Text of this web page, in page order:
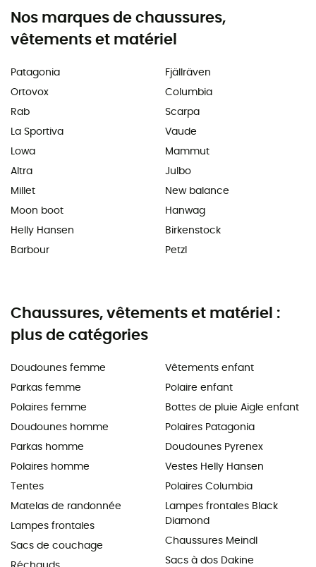
Nos marques de chaussures,
vêtements et matériel
Patagonia
Ortovox
Rab
La Sportiva
Lowa
Altra
Millet
Moon boot
Helly Hansen
Barbour
Fjällräven
Columbia
Scarpa
Vaude
Mammut
Julbo
New balance
Hanwag
Birkenstock
Petzl
Chaussures, vêtements et matériel :
plus de catégories
Doudounes femme
Parkas femme
Polaires femme
Doudounes homme
Parkas homme
Polaires homme
Tentes
Matelas de randonnée
Lampes frontales
Sacs de couchage
Vêtements enfant
Polaire enfant
Bottes de pluie Aigle enfant
Polaires Patagonia
Doudounes Pyrenex
Vestes Helly Hansen
Polaires Columbia
Lampes frontales Black
Diamond
Chaussures Meindl
Sacs à dos Dakine